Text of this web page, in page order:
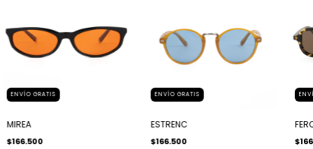
ENVÍO GRATIS
MIREA
$166.500
ENVÍO GRATIS
ESTRENC
$166.500